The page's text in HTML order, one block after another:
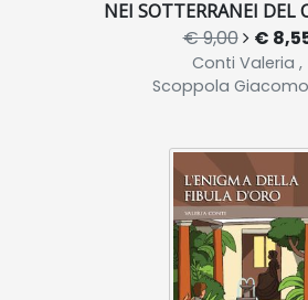
NEI SOTTERRANEI DEL
€ 9,00 €
Conti Valeria ,
Scoppola